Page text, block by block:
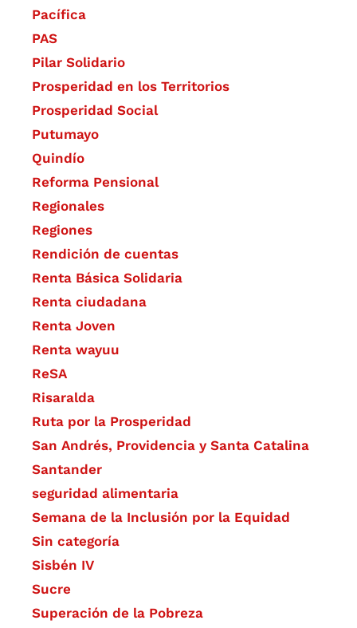
Pacífica
PAS
Pilar Solidario
Prosperidad en los Territorios
Prosperidad Social
Putumayo
Quindío
Reforma Pensional
Regionales
Regiones
Rendición de cuentas
Renta Básica Solidaria
Renta ciudadana
Renta Joven
Renta wayuu
ReSA
Risaralda
Ruta por la Prosperidad
San Andrés, Providencia y Santa Catalina
Santander
seguridad alimentaria
Semana de la Inclusión por la Equidad
Sin categoría
Sisbén IV
Sucre
Superación de la Pobreza